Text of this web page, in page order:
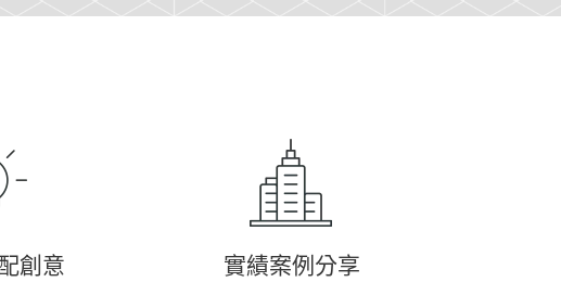
創意 實績案例分享